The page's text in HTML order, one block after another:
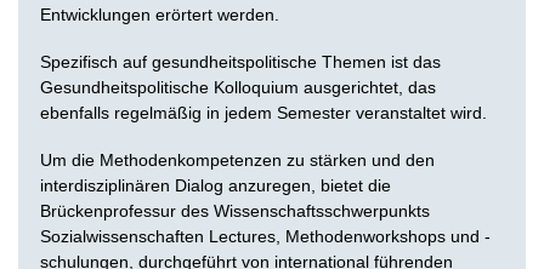
Entwicklungen erörtert werden.
Spezifisch auf gesundheitspolitische Themen ist das
Gesundheitspolitische Kolloquium ausgerichtet, das
ebenfalls regelmäßig in jedem Semester veranstaltet wird.
Um die Methodenkompetenzen zu stärken und den
interdisziplinären Dialog anzuregen, bietet die
Brückenprofessur des Wissenschaftsschwerpunkts
Sozialwissenschaften Lectures, Methodenworkshops und -
schulungen, durchgeführt von international führenden